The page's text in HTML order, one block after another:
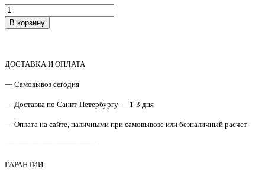
Количество
товара
Тонер
ТК-5220/
Универсал
ED-
(VF-
для
Color
В корзину
ДОСТАВКА И ОПЛАТА
— Самовывоз сегодня
— Доставка по Санкт-Петербургу — 1-3 дня
— Оплата на сайте, наличными при самовывозе или безналичный расчет
————————————
ГАРАНТИИ